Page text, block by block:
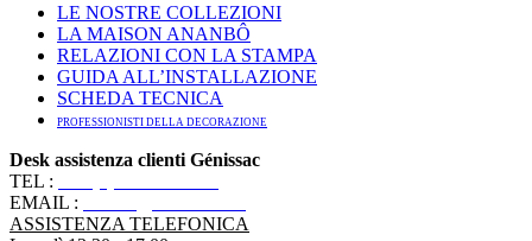
LE NOSTRE COLLEZIONI
LA MAISON ANANBÔ
RELAZIONI CON LA STAMPA
GUIDA ALL’INSTALLAZIONE
SCHEDA TECNICA
PROFESSIONISTI DELLA DECORAZIONE
Desk assistenza clienti Génissac
TEL :
EMAIL :
ASSISTENZA TELEFONICA